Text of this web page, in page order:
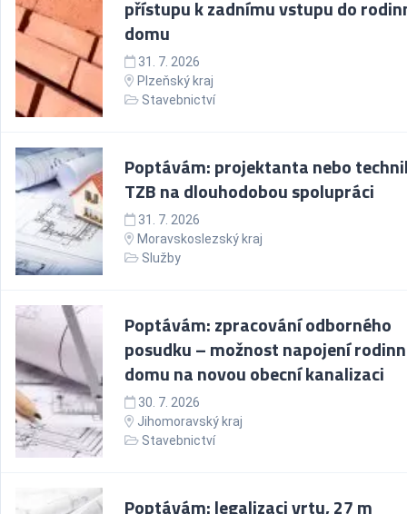
přístupu k zadnímu vstupu do
domu
31. 7. 2026
Plzeňský kraj
Stavebnictví
Poptávám: projektanta nebo
TZB na dlouhodobou spolupráci
31. 7. 2026
Moravskoslezský kraj
Služby
Poptávám: zpracování odborného
posudku – možnost napojení
domu na novou obecní kanalizaci
30. 7. 2026
Jihomoravský kraj
Stavebnictví
Poptávám: legalizaci vrtu, 27 m